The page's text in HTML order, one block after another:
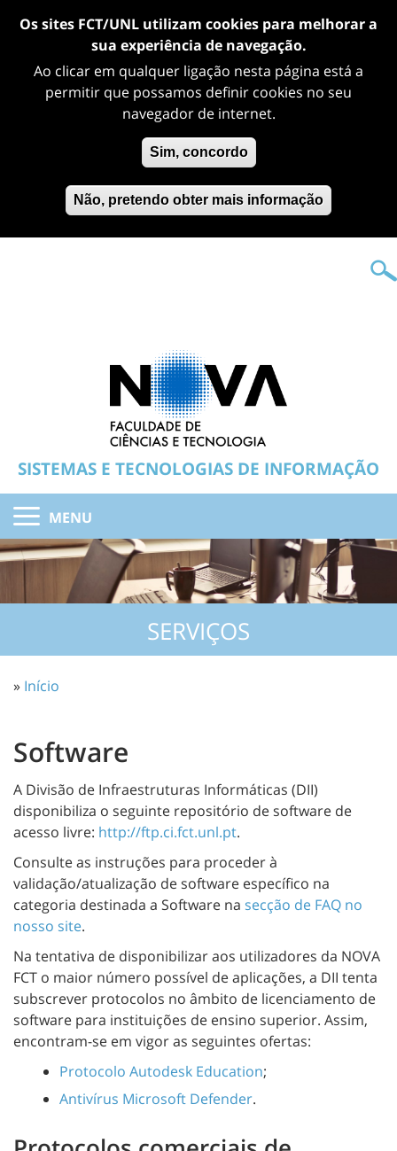
Os sites FCT/UNL utilizam cookies para melhorar a
sua experiência de navegação.
Ao clicar em qualquer ligação nesta página está a
permitir que possamos definir cookies no seu
navegador de internet.
Sim, concordo
Não, pretendo obter mais informação
SISTEMAS E TECNOLOGIAS DE INFORMAÇÃO
MENU
SERVIÇOS
» Início
Software
A Divisão de Infraestruturas Informáticas (DII)
disponibiliza o seguinte repositório de software de
acesso livre: http://ftp.ci.fct.unl.pt.
Consulte as instruções para proceder à
validação/atualização de software específico na
categoria destinada a Software na secção de FAQ no
nosso site.
Na tentativa de disponibilizar aos utilizadores da NOVA
FCT o maior número possível de aplicações, a DII tenta
subscrever protocolos no âmbito de licenciamento de
software para instituições de ensino superior. Assim,
encontram-se em vigor as seguintes ofertas:
Protocolo Autodesk Education;
Antivírus Microsoft Defender.